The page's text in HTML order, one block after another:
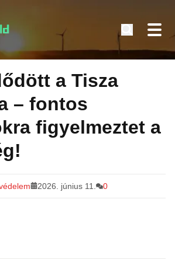
a Tisza
– fontos
figyelmeztet a
2026. június 11. 0